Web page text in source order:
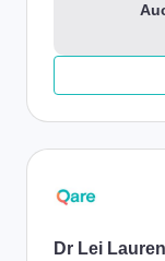
Dr Lei